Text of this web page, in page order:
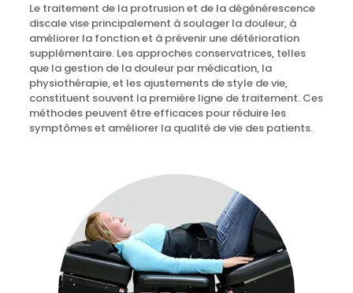
Le traitement de la protrusion et de la dégénérescence
discale vise principalement à soulager la douleur, à
améliorer la fonction et à prévenir une détérioration
supplémentaire. Les approches conservatrices, telles
que la gestion de la douleur par médication, la
physiothérapie, et les ajustements de style de vie,
constituent souvent la première ligne de traitement. Ces
méthodes peuvent être efficaces pour réduire les
symptômes et améliorer la qualité de vie des patients.